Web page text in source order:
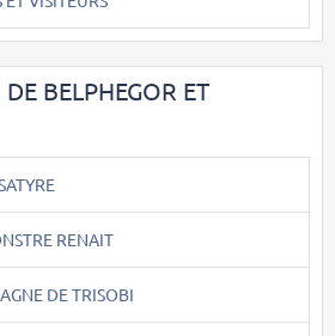
BELPHEGOR ET
RENAIT
DE TRISOBI